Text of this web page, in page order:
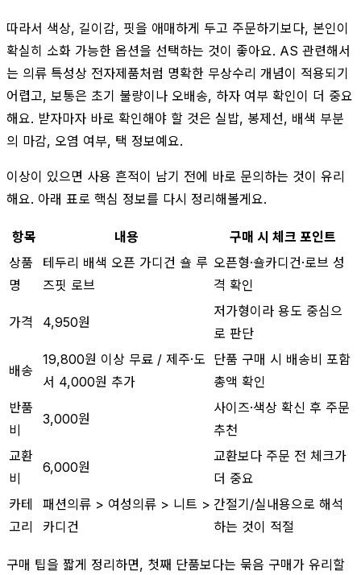
따라서 색상, 길이감, 핏을 애매하게 두고 주문하기보다, 본인이
확실히 소화 가능한 옵션을 선택하는 것이 좋아요. AS 관련해서
는 의류 특성상 전자제품처럼 명확한 무상수리 개념이 적용되기
어렵고, 보통은 초기 불량이나 오배송, 하자 여부 확인이 더 중요
해요. 받자마자 바로 확인해야 할 것은 실밥, 봉제선, 배색 부분
의 마감, 오염 여부, 택 정보예요.
이상이 있으면 사용 흔적이 남기 전에 바로 문의하는 것이 유리
해요. 아래 표로 핵심 정보를 다시 정리해볼게요.
항목 내용
구매 시 체크 포인트
상품
명
테두리 배색 오픈 가디건 숄 루
즈핏 로브
오픈형·숄카디건·로브 성
격 확인
가격 4,950원
저가형이라 용도 중심으
로 판단
배송
19,800원 이상 무료 / 제주·도
서 4,000원 추가
단품 구매 시 배송비 포함
총액 확인
반품
비
3,000원
사이즈·색상 확신 후 주문
추천
교환
비
6,000원
교환보다 주문 전 체크가
더 중요
카테
고리
패션의류 > 여성의류 > 니트 >
카디건
간절기/실내용으로 해석
하는 것이 적절
구매 팁을 짧게 정리하면, 첫째 단품보다는 묶음 구매가 유리할